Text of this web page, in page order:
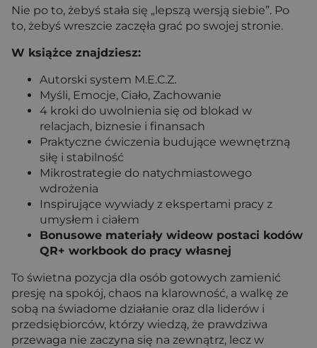
Nie po to, żebyś stała się „lepszą wersją siebie”. Po
to, żebyś wreszcie zaczęła grać po swojej stronie.
W książce znajdziesz:
Autorski system M.E.C.Z.
Myśli, Emocje, Ciało, Zachowanie
4 kroki do uwolnienia się od blokad w
relacjach, biznesie i finansach
Praktyczne ćwiczenia budujące wewnętrzną
siłę i stabilność
Mikrostrategie do natychmiastowego
wdrożenia
Inspirujące wywiady z ekspertami pracy z
umysłem i ciałem
Bonusowe materiały wideow postaci kodów
QR+ workbook do pracy własnej
To świetna pozycja dla osób gotowych zamienić
presję na spokój, chaos na klarowność, a walkę ze
sobą na świadome działanie oraz dla liderów i
przedsiębiorców, którzy wiedzą, że prawdziwa
przewaga nie zaczyna się na zewnątrz, lecz w